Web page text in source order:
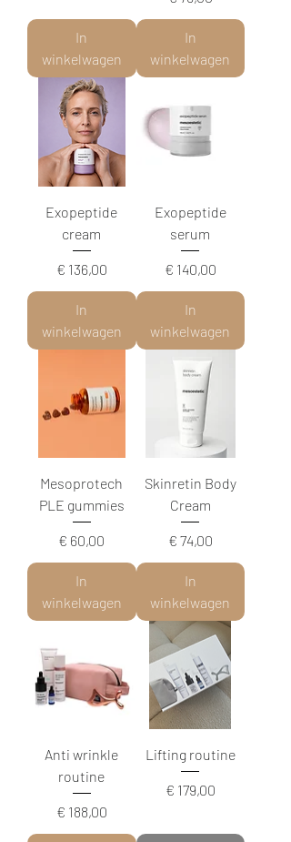
In
winkelwagen
In
winkelwagen
Exopeptide
cream
Prijs
€ 136,00
In
winkelwagen
Exopeptide
serum
Prijs
€ 140,00
In
winkelwagen
Mesoprotech
PLE gummies
Prijs
€ 60,00
In
winkelwagen
Skinretin Body
Cream
Prijs
€ 74,00
In
winkelwagen
Anti wrinkle
routine
Prijs
€ 188,00
Lifting routine
Prijs
€ 179,00